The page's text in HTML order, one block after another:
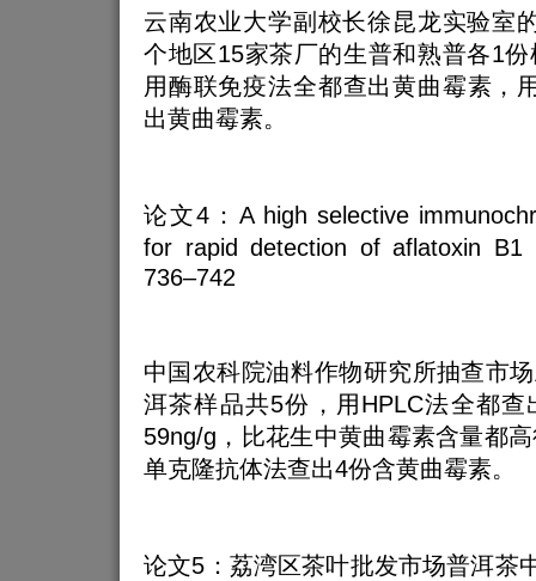
云南农业大学副校长徐昆龙实验室
个地区15家茶厂的生普和熟普各1
用酶联免疫法全都查出黄曲霉素，
出黄曲霉素。
论文4：A high selective
for rapid detection of aflatoxin B1
736–742
中国农科院油料作物研究所抽查市
洱茶样品共5份，用HPLC法全都
59ng/g，比花生中黄曲霉素含量都
单克隆抗体法查出4份含黄曲霉素。
论文5：荔湾区茶叶批发市场普洱茶